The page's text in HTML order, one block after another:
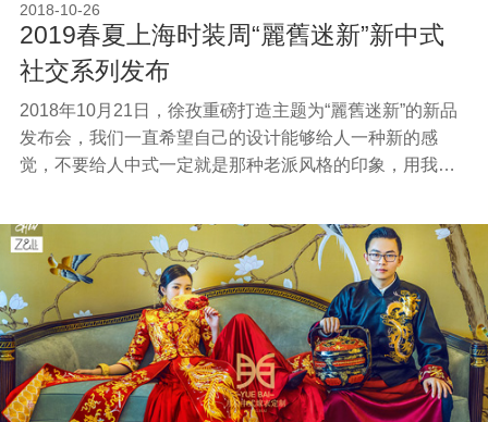
2018-10-26
2019春夏上海时装周“麗舊迷新”新中式
社交系列发布
2018年10月21日，徐孜重磅打造主题为“麗舊迷新”的新品
发布会，我们一直希望自己的设计能够给人一种新的感
觉，不要给人中式一定就是那种老派风格的印象，用我的
岭、千年松、柏、山峦叠翠、云雾飘渺，松树的坚韧与云
雾的柔和，呈刚柔并济的状态，也正符合中国当代女性外
柔内刚的特质。体现当代女性内敛，略带理性，对生活品
质有较高的追求，在色彩上选用柔和、稳重、低调、和谐
的耦荷色、象牙白、灰蓝色、蟹花青。整个系列作品刺绣
纹样灵感来源于中国传统建筑中的窗棂，一窗一景，景景
不同，将中国传统窗棂文化融入服装设计中。结构中加入